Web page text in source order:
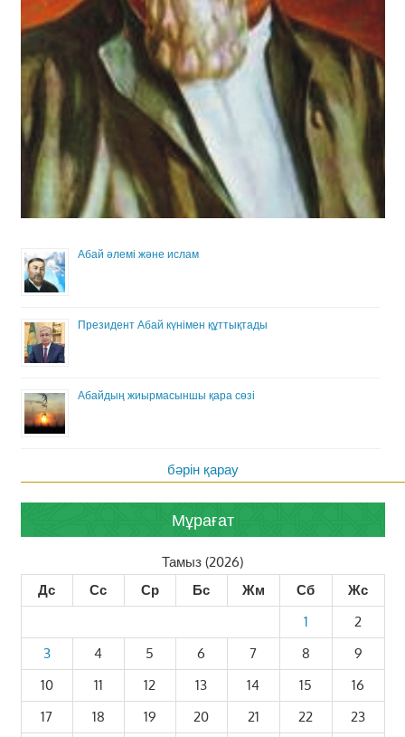
Абай әлемі және ислам
Президент Абай күнімен құттықтады
Абайдың жиырмасыншы қара сөзі
бәрін қарау
Мұрағат
Тамыз (2026)
Дс
Сс Ср Бс Жм Сб
Жс
1
2
3
4 5 6 7 8
9
10
11 12 13 14 15
16
17
18 19 20 21 22
23